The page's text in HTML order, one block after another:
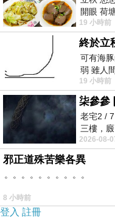
開眼 荷
望 風中
19 小時前
終於立
可有海
弱 雖人
者 只能
19 小時前
柒參參
老宅2 /
三樓，
個人整
2026-08-
邪正道殊苦樂各異
。。。。。。。。。。
8 小時前
登入 註冊